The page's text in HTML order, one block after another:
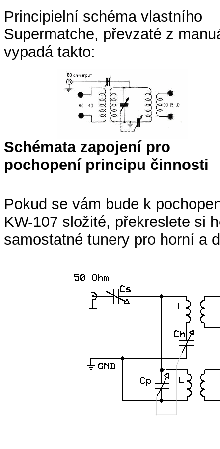
Principielní schéma vlastního
Supermatche, převzaté z
vypadá takto:
Schémata zapojení pro
pochopení principu činnosti
Pokud se vám bude k
KW-107 složité, překreslete si
samostatné tunery pro horní a